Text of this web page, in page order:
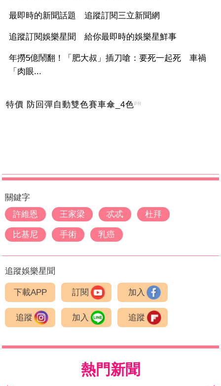
最即時的新聞話題 追蹤訂閱三立新聞網
追蹤訂閱娛樂星聞 給你最即時的娛樂星鮮事
年撈5億鬧翻！「肥大叔」插刀嗆：要死一起死 車禍
「肉眼...
特價 防回彈自動雙色賽車傘_4色 PR
關鍵字
許維恩
王家梁 忒忒 杜拜
比基尼 手術 乳癌
追蹤娛樂星聞
下載APP 訂閱 加入
追蹤 加入 追蹤
熱門新聞